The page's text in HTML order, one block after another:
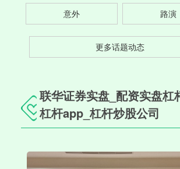
意外 路演
更多话题动态
联华证券实盘_配资实盘杠
杠杆app_杠杆炒股公司